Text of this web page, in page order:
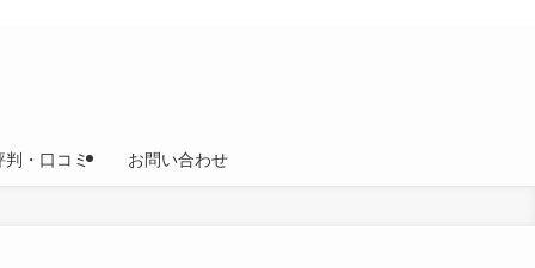
判・口コミ お問い合わせ